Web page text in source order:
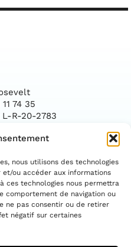
nous utilisons des technologies
ou accéder aux informations
ces technologies nous permettra
comportement de navigation ou
ne pas consentir ou de retirer
négatif sur certaines
74 35
R-20-2783
Facebook